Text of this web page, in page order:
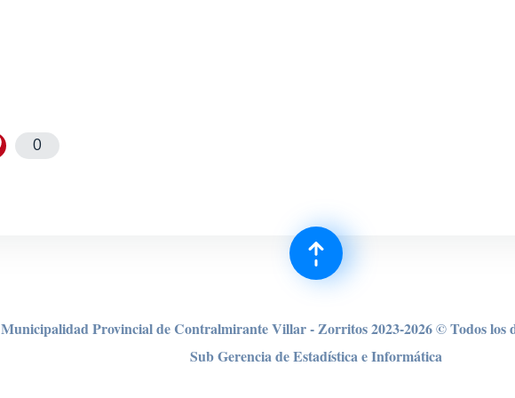
0
Municipalidad Provincial de Contralmirante Villar - Zorritos 2023-2026 © Todos los
Sub Gerencia de Estadística e Informática